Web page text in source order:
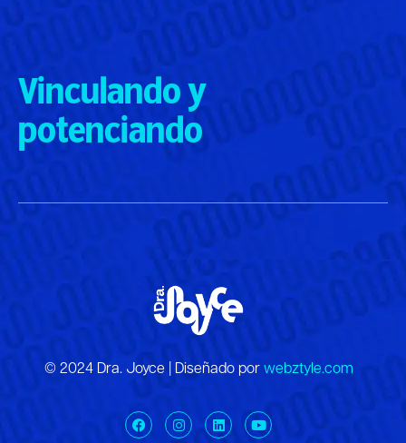
Vinculando y
potenciando
© 2024 Dra. Joyce | Diseñado por webztyle.com